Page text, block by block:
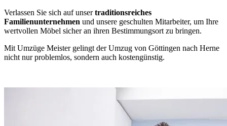
Verlassen Sie sich auf unsertraditionsreiches
Familienunternehmen und unsere geschulten Mitarbeiter, um Ihre
wertvollen Möbel sicher an ihren Bestimmungsort zu bringen.
Mit Umzüge Meister gelingt der Umzug von Göttingen nach Herne
nicht nur problemlos, sondern auch kostengünstig.